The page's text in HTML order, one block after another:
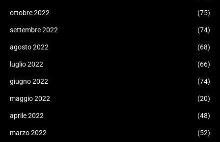
ottobre 2022 (75)
settembre 2022 (74)
agosto 2022 (68)
luglio 2022 (66)
giugno 2022 (74)
maggio 2022 (20)
aprile 2022 (48)
marzo 2022 (52)